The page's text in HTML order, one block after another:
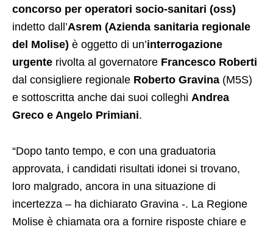
concorso per operatori socio-sanitari (oss)
indetto dall’Asrem (Azienda sanitaria regionale
del Molise) è oggetto di un’interrogazione
urgente rivolta al governatore Francesco Roberti
dal consigliere regionale Roberto Gravina (M5S)
e sottoscritta anche dai suoi colleghi Andrea
Greco e Angelo Primiani.
“Dopo tanto tempo, e con una graduatoria
approvata, i candidati risultati idonei si trovano,
loro malgrado, ancora in una situazione di
incertezza – ha dichiarato Gravina -. La Regione
Molise è chiamata ora a fornire risposte chiare e